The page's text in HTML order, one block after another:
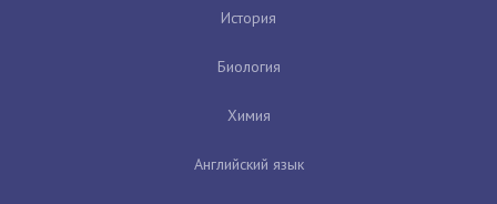
История
Биология
Химия
Английский язык